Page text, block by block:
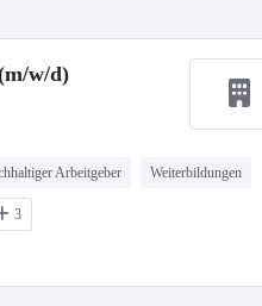
w/d)
Arbeitgeber Weiterbildungen
3